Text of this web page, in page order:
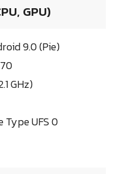
GPU)
9.0 (Pie)
GHz)
Type UFS 0